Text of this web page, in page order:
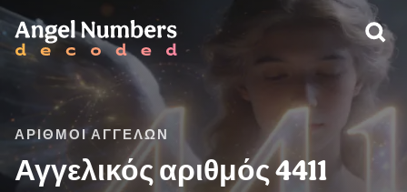
ΑΡΙΘΜΟΊ ΑΓΓΈΛΩΝ
Αγγελικός αριθμός 4411
ΠΡΟΕΙΔΟΠΟΊΗΣΗ: